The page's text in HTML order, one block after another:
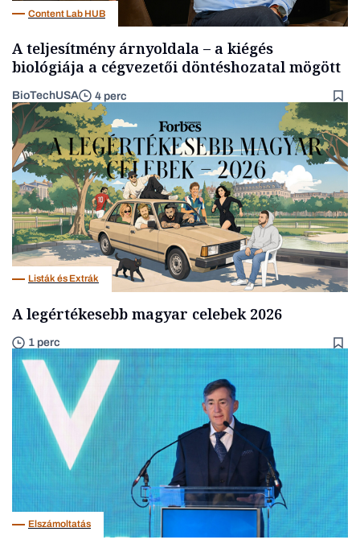
Content Lab HUB
A teljesítmény árnyoldala – a kiégés
biológiája a cégvezetői döntéshozatal mögött
BioTechUSA 4 perc
Listák és Extrák
A legértékesebb magyar celebek 2026
1 perc
Elszámoltatás